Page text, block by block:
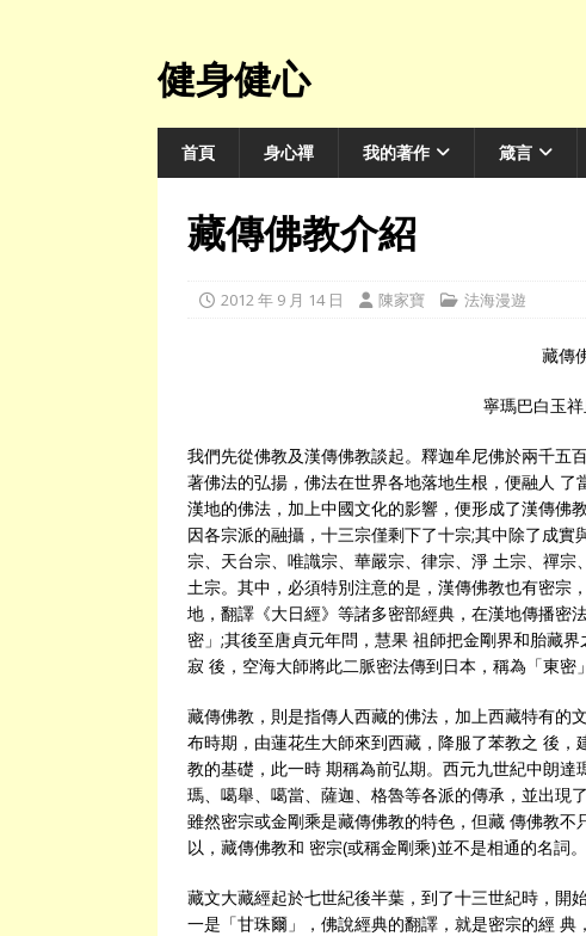
健身健心
首頁 身心禪 我的著作 箴言
藏傳佛教介紹
2012 年 9 月 14 日 陳家寶 法海漫遊
藏傳
寧瑪巴白玉
我們先從佛教及漢傳佛教談起。釋迦牟尼佛於兩千五
著佛法的弘揚，佛法在世界各地落地生根，便融人
漢地的佛法，加上中國文化的影響，便形成了漢傳佛
因各宗派的融攝，十三宗僅剩下了十宗;其中除了成
宗、天台宗、唯識宗、華嚴宗、律宗、淨 土宗、禪
土宗。其中，必須特別注意的是，漢傳佛教也有密宗
地，翻譯《大日經》等諸多密部經典，在漢地傳播密
密」;其後至唐貞元年問，慧果 祖師把金剛界和胎藏
寂 後，空海大師將此二脈密法傳到日本，稱為「東密
藏傳佛教，則是指傳人西藏的佛法，加上西藏特有的
布時期，由蓮花生大師來到西藏，降服了苯教之 後
教的基礎，此一時 期稱為前弘期。西元九世紀中朗
瑪、噶舉、噶當、薩迦、格魯等各派的傳承，並出現
雖然密宗或金剛乘是藏傳佛教的特色，但藏 傳佛教
以，藏傳佛教和 密宗(或稱金剛乘)並不是相通的名詞。
藏文大藏經起於七世紀後半葉，到了十三世紀時，開
一是「甘珠爾」，佛說經典的翻譯，就是密宗的經